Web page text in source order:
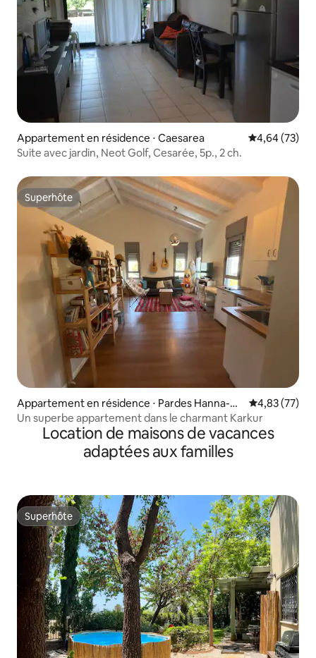
Appartement en résidence ⋅ Caesarea Évaluation
4,64 (73)
Suite avec jardin, Neot Golf, Cesarée, 5p., 2 ch.
Superhôte
Superhôte
Appartement en résidence ⋅ Pardes Hanna-Ka
rkur
Évaluation
4,83 (77)
Un superbe appartement dans le charmant Karkur
Location de maisons de vacances
adaptées aux familles
Superhôte
Superhôte